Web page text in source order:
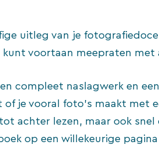
uitleg van je
kunt voortaan meepraten met
compleet naslagwerk en een
je vooral foto’s maakt met
achter lezen, maar ook
op een willekeurige